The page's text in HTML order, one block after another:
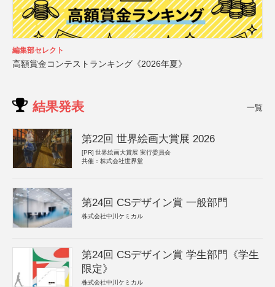
編集部セレクト
高額賞金コンテストランキング《2026年夏》
結果発表 一覧
第22回 世界絵画大賞展 2026
[PR] 世界絵画大賞展 実行委員会
共催：株式会社世界堂
第24回 CSデザイン賞 一般部門
株式会社中川ケミカル
第24回 CSデザイン賞 学生部門《学生
限定》
株式会社中川ケミカル